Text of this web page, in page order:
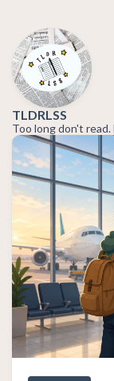
TLDRLSS
Too long don't